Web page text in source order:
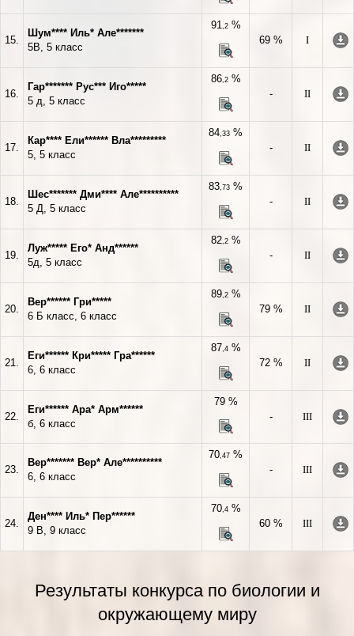
15.
Шум**** Иль* Але*******
5В, 5 класс
91,2%
69 %
I
16.
Гар******* Рус*** Иго*****
5 д, 5 класс
86,2%
-
II
17.
Кар**** Ели****** Вла*********
5, 5 класс
84,33 %
-
II
18.
Шес******* Дми**** Але**********
5 Д, 5 класс
83,73 %
-
II
19.
Луж***** Его* Анд******
5д, 5 класс
82,2%
-
II
20.
Вер****** Гри*****
6 Б класс, 6 класс
89,2%
79 %
II
21.
Еги****** Кри***** Гра******
6, 6 класс
87,4%
72 %
II
22.
Еги****** Ара* Арм******
б, 6 класс
79 %
-
III
23.
Вер******* Вер* Але**********
6, 6 класс
70,47 %
-
III
24.
Ден**** Иль* Пер******
9 В, 9 класс
70,4%
60 %
III
Результаты конкурса по биологии и
окружающему миру